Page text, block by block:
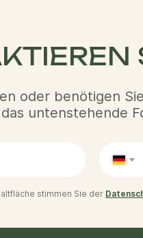
oder benötigen
untenstehende
stimmen Sie der